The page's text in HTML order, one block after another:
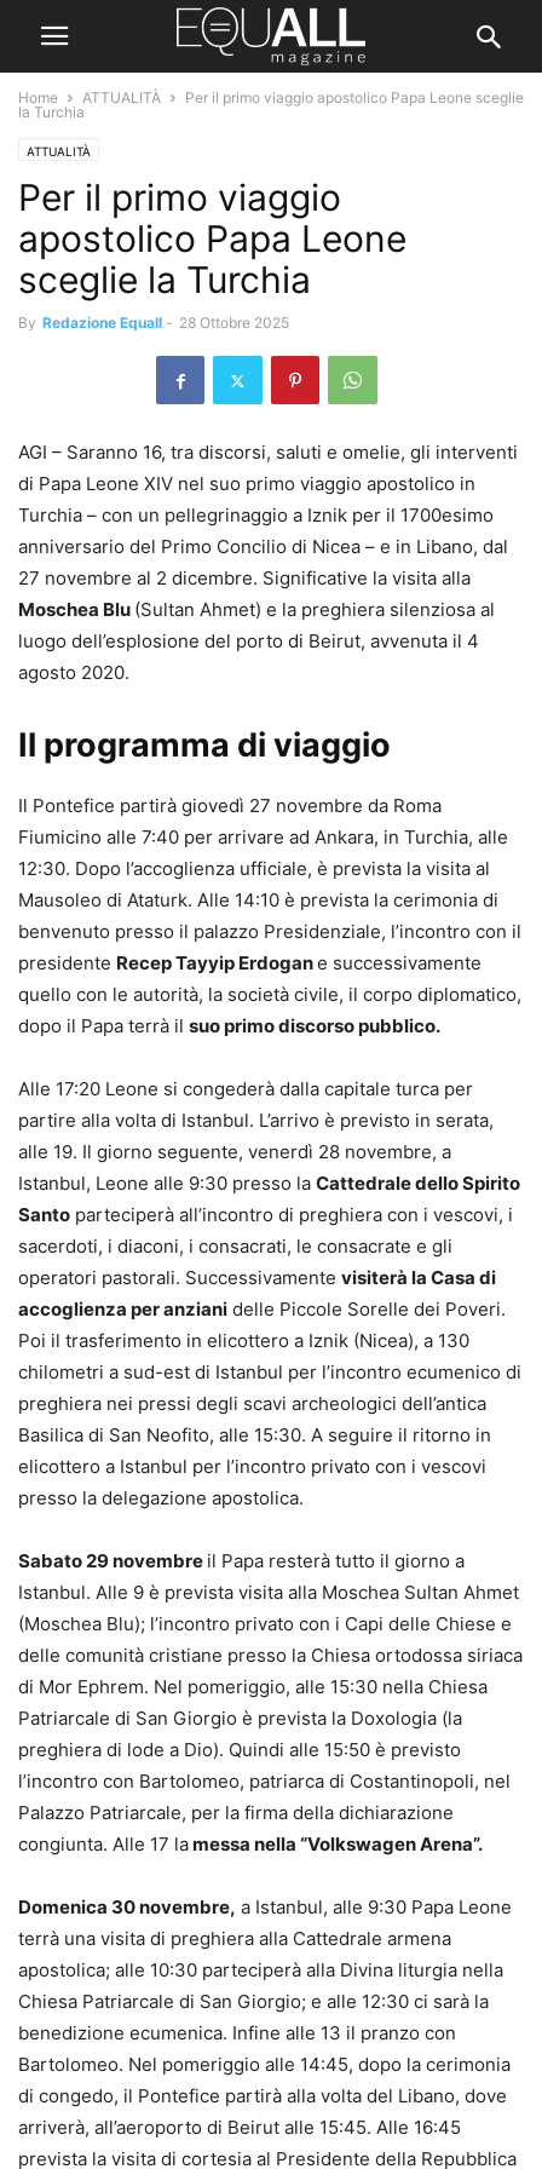
Home ATTUALITÀ
Per il primo viaggio apostolico Papa Leone sceglie
la Turchia
ATTUALITÀ
Per il primo viaggio
apostolico Papa Leone
sceglie la Turchia
By Redazione Equall - 28 Ottobre 2025
AGI – Saranno 16, tra discorsi, saluti e omelie, gli interventi
di Papa Leone XIV nel suo primo viaggio apostolico in
Turchia – con un pellegrinaggio a Iznik per il 1700esimo
anniversario del Primo Concilio di Nicea – e in Libano, dal
27 novembre al 2 dicembre. Significative la visita alla
Moschea Blu (Sultan Ahmet) e la preghiera silenziosa al
luogo dell’esplosione del porto di Beirut, avvenuta il 4
agosto 2020.
Il programma di viaggio
Il Pontefice partirà giovedì 27 novembre da Roma
Fiumicino alle 7:40 per arrivare ad Ankara, in Turchia, alle
12:30. Dopo l’accoglienza ufficiale, è prevista la visita al
Mausoleo di Ataturk. Alle 14:10 è prevista la cerimonia di
benvenuto presso il palazzo Presidenziale, l’incontro con il
presidente Recep Tayyip Erdogane successivamente
quello con le autorità, la società civile, il corpo diplomatico,
dopo il Papa terrà il suo primo discorso pubblico.
Alle 17:20 Leone si congederà dalla capitale turca per
partire alla volta di Istanbul. L’arrivo è previsto in serata,
alle 19. Il giorno seguente, venerdì 28 novembre, a
Istanbul, Leone alle 9:30 presso la Cattedrale dello Spirito
Santo parteciperà all’incontro di preghiera con i vescovi, i
sacerdoti, i diaconi, i consacrati, le consacrate e gli
operatori pastorali. Successivamente visiterà la Casa di
accoglienza per anziani delle Piccole Sorelle dei Poveri.
Poi il trasferimento in elicottero a Iznik (Nicea), a 130
chilometri a sud-est di Istanbul per l’incontro ecumenico di
preghiera nei pressi degli scavi archeologici dell’antica
Basilica di San Neofito, alle 15:30. A seguire il ritorno in
elicottero a Istanbul per l’incontro privato con i vescovi
presso la delegazione apostolica.
Sabato 29 novembre il Papa resterà tutto il giorno a
Istanbul. Alle 9 è prevista visita alla Moschea Sultan Ahmet
(Moschea Blu); l’incontro privato con i Capi delle Chiese e
delle comunità cristiane presso la Chiesa ortodossa siriaca
di Mor Ephrem. Nel pomeriggio, alle 15:30 nella Chiesa
Patriarcale di San Giorgio è prevista la Doxologia (la
preghiera di lode a Dio). Quindi alle 15:50 è previsto
l’incontro con Bartolomeo, patriarca di Costantinopoli, nel
Palazzo Patriarcale, per la firma della dichiarazione
congiunta. Alle 17 lamessa nella “Volkswagen Arena”.
Domenica 30 novembre, a Istanbul, alle 9:30 Papa Leone
terrà una visita di preghiera alla Cattedrale armena
apostolica; alle 10:30 parteciperà alla Divina liturgia nella
Chiesa Patriarcale di San Giorgio; e alle 12:30 ci sarà la
benedizione ecumenica. Infine alle 13 il pranzo con
Bartolomeo. Nel pomeriggio alle 14:45, dopo la cerimonia
di congedo, il Pontefice partirà alla volta del Libano, dove
arriverà, all’aeroporto di Beirut alle 15:45. Alle 16:45
prevista la visita di cortesia al Presidente della Repubblica